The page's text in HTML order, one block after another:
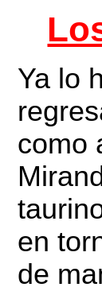
Ya lo
como
en
de